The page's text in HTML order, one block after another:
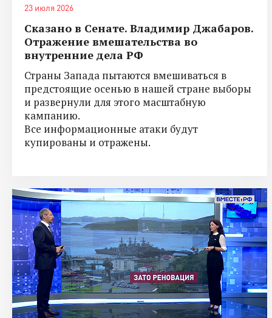
23 июля 2026
Сказано в Сенате. Владимир Джабаров.
Отражение вмешательства во
внутренние дела РФ
Страны Запада пытаются вмешиваться в
предстоящие осенью в нашей стране выборы
и развернули для этого масштабную
кампанию.
Все информационные атаки будут
купированы и отражены.